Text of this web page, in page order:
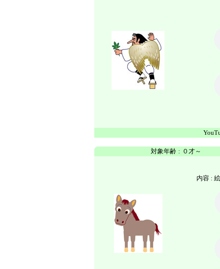
対象年齢 : ０才～
内容 :